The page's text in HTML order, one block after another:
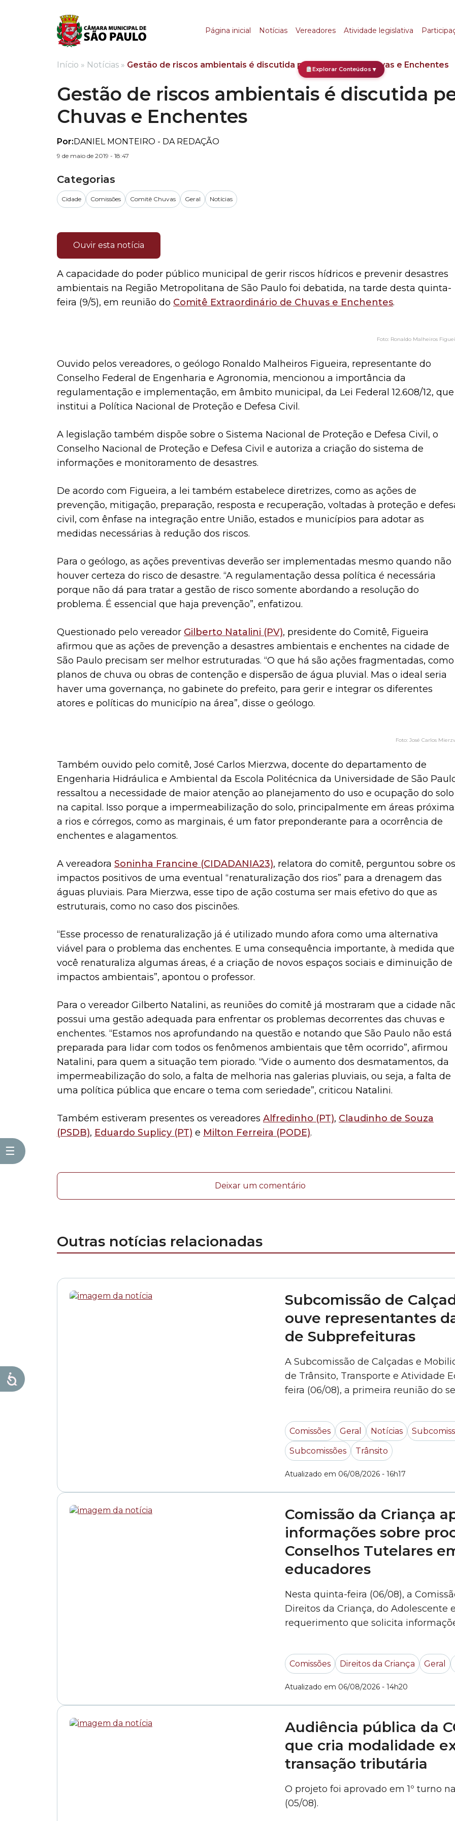
Gestão de riscos ambientais é discutida
Explorar Conteúdos▼
☰
Página inicial Notícias Vereadores Atividade legislativa
Início » Notícias » Gestão de riscos ambientais é discutida pelo Comitê de Chuvas e Enchentes
Gestão de riscos ambientais é discutida
Chuvas e Enchentes
Por:DANIEL MONTEIRO - DA REDAÇÃO
9 de maio de 2019 - 18:47
Categorias
Cidade Comissões Comitê Chuvas Geral Notícias
Ouvir esta notícia
A capacidade do poder público municipal de gerir riscos hídricos e prevenir desastres
ambientais na Região Metropolitana de São Paulo foi debatida, na tarde desta quinta-
feira (9/5), em reunião do Comitê Extraordinário de Chuvas e Enchentes.
Ronaldo Malheiros
Ouvido pelos vereadores, o geólogo Ronaldo Malheiros Figueira, representante do
Conselho Federal de Engenharia e Agronomia, mencionou a importância da
regulamentação e implementação, em âmbito municipal, da Lei Federal 12.608/12, que
institui a Política Nacional de Proteção e Defesa Civil.
A legislação também dispõe sobre o Sistema Nacional de Proteção e Defesa Civil, o
Conselho Nacional de Proteção e Defesa Civil e autoriza a criação do sistema de
informações e monitoramento de desastres.
De acordo com Figueira, a lei também estabelece diretrizes, como as ações de
prevenção, mitigação, preparação, resposta e recuperação, voltadas à proteção e
civil, com ênfase na integração entre União, estados e municípios para adotar as
medidas necessárias à redução dos riscos.
Para o geólogo, as ações preventivas deverão ser implementadas mesmo quando não
houver certeza do risco de desastre. “A regulamentação dessa política é necessária
porque não dá para tratar a gestão de risco somente abordando a resolução do
problema. É essencial que haja prevenção”, enfatizou.
Questionado pelo vereador Gilberto Natalini (PV), presidente do Comitê, Figueira
afirmou que as ações de prevenção a desastres ambientais e enchentes na cidade de
São Paulo precisam ser melhor estruturadas. “O que há são ações fragmentadas, como
planos de chuva ou obras de contenção e dispersão de água pluvial. Mas o ideal seria
haver uma governança, no gabinete do prefeito, para gerir e integrar os diferentes
atores e políticas do município na área”, disse o geólogo.
José Carlos
Também ouvido pelo comitê, José Carlos Mierzwa, docente do departamento de
Engenharia Hidráulica e Ambiental da Escola Politécnica da Universidade de São
ressaltou a necessidade de maior atenção ao planejamento do uso e ocupação do solo
na capital. Isso porque a impermeabilização do solo, principalmente em áreas
a rios e córregos, como as marginais, é um fator preponderante para a ocorrência de
enchentes e alagamentos.
A vereadora Soninha Francine (CIDADANIA23), relatora do comitê, perguntou sobre os
impactos positivos de uma eventual “renaturalização dos rios” para a drenagem das
águas pluviais. Para Mierzwa, esse tipo de ação costuma ser mais efetivo do que as
estruturais, como no caso dos piscinões.
“Esse processo de renaturalização já é utilizado mundo afora como uma alternativa
viável para o problema das enchentes. E uma consequência importante, à medida que
você renaturaliza algumas áreas, é a criação de novos espaços sociais e diminuição de
impactos ambientais”, apontou o professor.
Para o vereador Gilberto Natalini, as reuniões do comitê já mostraram que a cidade
possui uma gestão adequada para enfrentar os problemas decorrentes das chuvas e
enchentes. “Estamos nos aprofundando na questão e notando que São Paulo não está
preparada para lidar com todos os fenômenos ambientais que têm ocorrido”, afirmou
Natalini, para quem a situação tem piorado. “Vide o aumento dos desmatamentos, da
impermeabilização do solo, a falta de melhoria nas galerias pluviais, ou seja, a falta de
uma política pública que encare o tema com seriedade”, criticou Natalini.
Também estiveram presentes os vereadores Alfredinho (PT), Claudinho de Souza
(PSDB), Eduardo Suplicy (PT) e Milton Ferreira (PODE).
Deixar um comentário
Outras notícias relacionadas
Subcomissão de
ouve representantes
de Subprefeituras
A Subcomissão de Calçadas e
de Trânsito, Transporte e Atividade
feira (06/08), a primeira reunião do
Municipal das Subprefeituras). A
Comissões Geral Notícias
Subcomissões Trânsito
Atualizado em 06/08/2026 - 16h17
Comissão da Criança
informações sobre
Conselhos Tutelares
educadores
Nesta quinta-feira (06/08), a
Direitos da Criança, do Adolescente
requerimento que solicita
encaminhamentos de denúncias
Comissões Direitos da Criança Geral
Atualizado em 06/08/2026 - 14h20
Audiência pública da
que cria modalidade
transação tributária
O projeto foi aprovado em 1º turno
(05/08).